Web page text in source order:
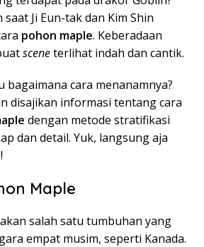
Ji Eun-tak dan Kim Shin
pohon maple. Keberadaan
sceneterlihat indah dan cantik.
bagaimana cara menanamnya?
disajikan informasi tentang cara
dengan metode stratifikasi
dan detail. Yuk, langsung aja
Maple
salah satu tumbuhan yang
empat musim, seperti Kanada.